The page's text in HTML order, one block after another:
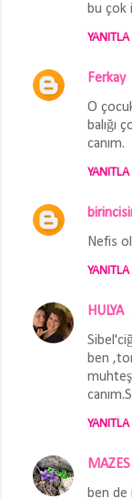
bu çok
YANITLA
Ferkay
O
balığı
canım.
YANITLA
Nefis
YANITLA
HULYA
ben
YANITLA
MAZES
ben de